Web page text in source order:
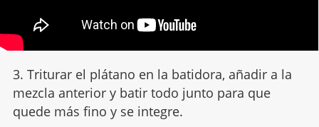
3. Triturar el plátano en la batidora, añadir a la
mezcla anterior y batir todo junto para que
quede más fino y se integre.